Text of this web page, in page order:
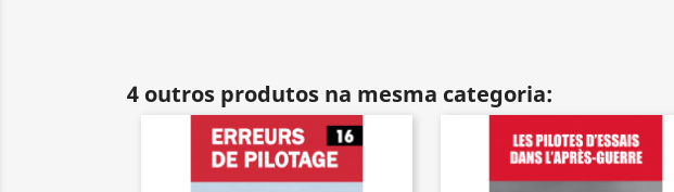
4 outros produtos na mesma categoria: